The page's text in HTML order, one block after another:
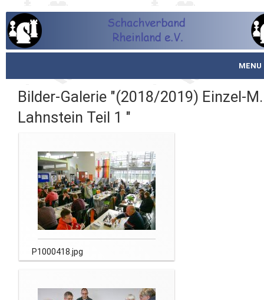
MENU
Startseite
über den SVR
Schachjugend
Meistertafel
Service
Newsletter
Bilder-Galerie "(2018/2019) Einzel-
Lahnstein Teil 1 "
P1000418.jpg